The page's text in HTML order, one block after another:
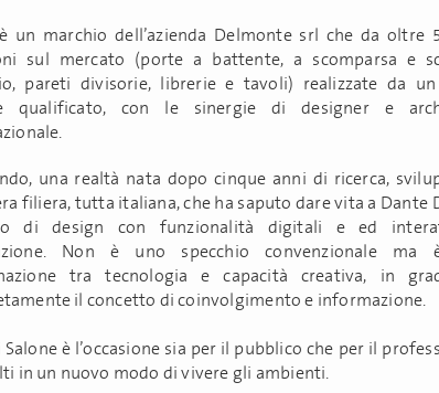
un marchio dell’azienda Delmonte srl che da oltre
sul mercato (porte a battente, a scomparsa e
pareti divisorie, librerie e tavoli) realizzate da
qualificato, con le sinergie di designer e
una realtà nata dopo cinque anni di ricerca,
filiera, tutta italiana, che ha saputo dare vita a Dante
di design con funzionalità digitali e ed
Non è uno specchio convenzionale ma
tra tecnologia e capacità creativa, in
il concetto di coinvolgimento e informazione.
Salone è l’occasione sia per il pubblico che per il
in un nuovo modo di vivere gli ambienti.